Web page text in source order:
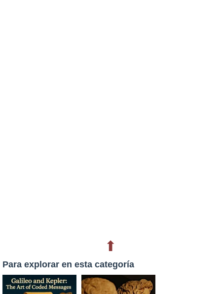
⬆
Para explorar en esta categoría